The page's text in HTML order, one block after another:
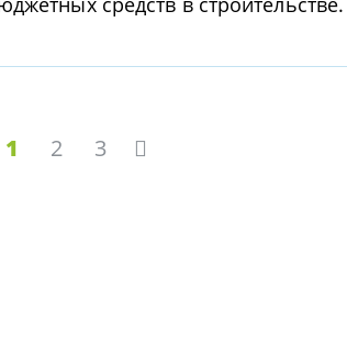
1 2 3